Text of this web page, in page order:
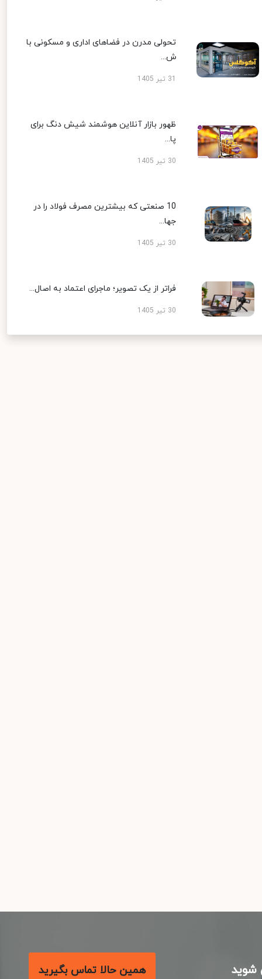
تحولی مدرن در فضاهای اداری و مسکونی با
ش...
ظهور بازار آنلاین هوشمند شیش دنگ برای
پا...
30 تیر 1405
10 صنعتی که بیشترین مصرف فولاد را در
جها...
30 تیر 1405
فراتر از یک تصویر؛ ماجرای اعتماد به اصال...
30 تیر 1405
همین حالا تماس بگیرید